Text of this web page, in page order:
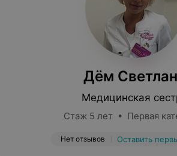
Дём
Медицинская
Стаж 5 лет • Первая
Нет отзывов Оставить